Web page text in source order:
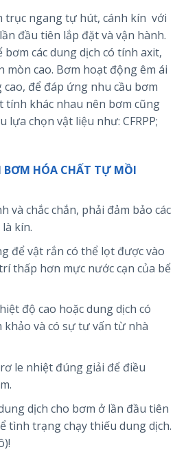
trục ngang tự hút, cánh kín với
đầu tiên lắp đặt và vận hành.
các dung dịch có tính axit,
mòn cao. Bơm hoạt động êm ái
để đáp ứng nhu cầu bơm
tính khác nhau nên bơm cũng
lựa chọn vật liệu như: CFRPP;
BƠM HÓA CHẤT TỰ MỒI
và chắc chắn, phải đảm bảo các
kín.
để vật rắn có thể lọt được vào
thấp hơn mực nước cạn của bể
độ cao hoặc dung dịch có
khảo và có sự tư vấn từ nhà
le nhiệt đúng giải để điều
dịch cho bơm ở lần đầu tiên
tình trạng chạy thiếu dung dịch.